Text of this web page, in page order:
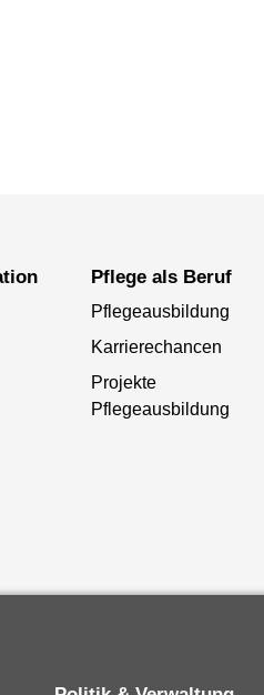
Pflege als Beruf
Pflegeausbildung
Karrierechancen
Projekte
Pflegeausbildung